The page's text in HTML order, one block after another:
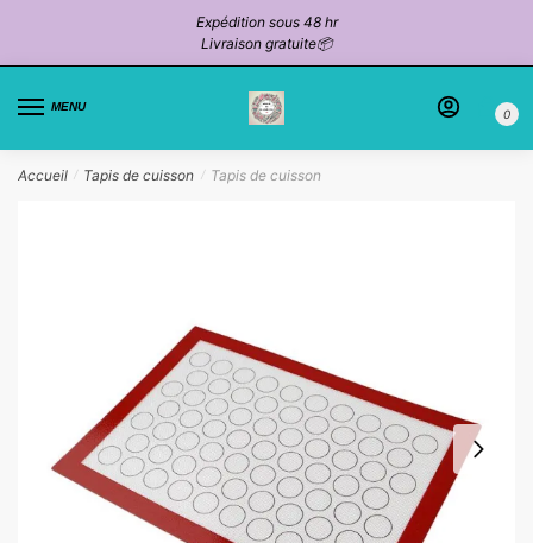
la
navigation
contenu
Expédition sous 48 hr
Livraison gratuite📦
MENU
0
Accueil / Tapis de cuisson / Tapis de cuisson